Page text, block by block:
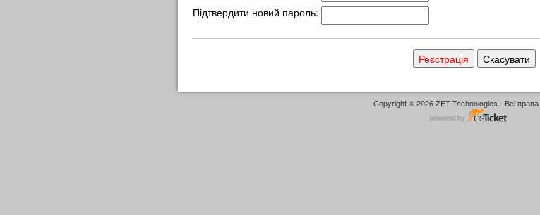
Підтвердити новий пароль:
Copyright © 2026 ŻET Technologies - Всі права